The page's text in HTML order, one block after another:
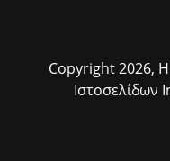
Copyright 2026,
Ιστοσελίδων